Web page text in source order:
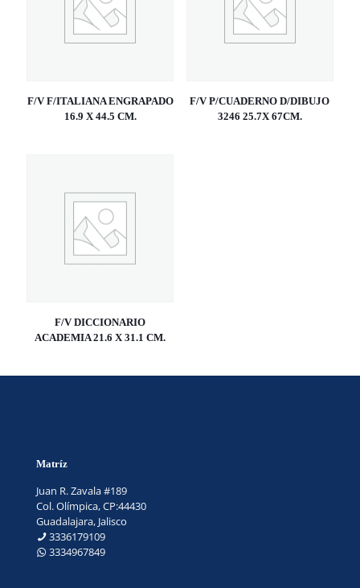
F/V F/ITALIANA ENGRAPADO
16.9 X 44.5 CM.
F/V P/CUADERNO D/DIBUJO
3246 25.7X 67CM.
F/V DICCIONARIO
ACADEMIA 21.6 X 31.1 CM.
Matríz
Juan R. Zavala #189
Col. Olímpica, CP:44430
Guadalajara, Jalisco
3336179109
3334967849